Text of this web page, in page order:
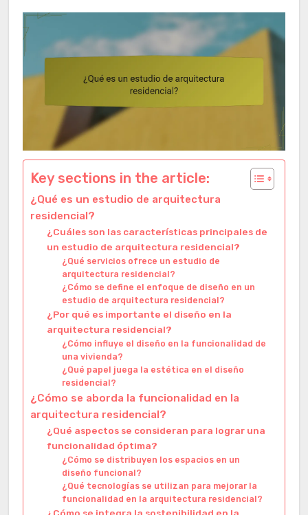
Key sections in the article:
¿Qué es un estudio de arquitectura
residencial?
¿Cuáles son las características principales de
un estudio de arquitectura residencial?
¿Qué servicios ofrece un estudio de
arquitectura residencial?
¿Cómo se define el enfoque de diseño en un
estudio de arquitectura residencial?
¿Por qué es importante el diseño en la
arquitectura residencial?
¿Cómo influye el diseño en la funcionalidad de
una vivienda?
¿Qué papel juega la estética en el diseño
residencial?
¿Cómo se aborda la funcionalidad en la
arquitectura residencial?
¿Qué aspectos se consideran para lograr una
funcionalidad óptima?
¿Cómo se distribuyen los espacios en un
diseño funcional?
¿Qué tecnologías se utilizan para mejorar la
funcionalidad en la arquitectura residencial?
¿Cómo se integra la sostenibilidad en la